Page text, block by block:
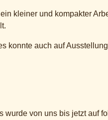
kleiner und kompakter
konnte auch auf
wurde von uns bis jetzt auf